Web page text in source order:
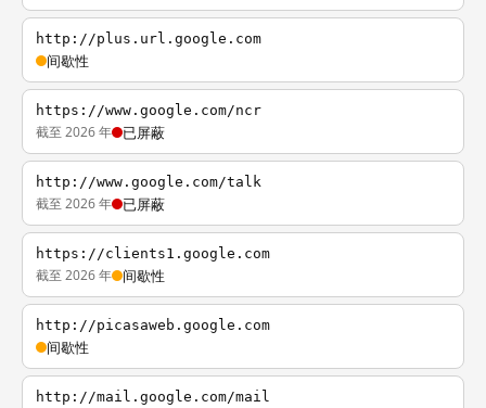
http://plus.url.google.com
间歇性
https://www.google.com/ncr
截至 2026 年 已屏蔽
http://www.google.com/talk
截至 2026 年 已屏蔽
https://clients1.google.com
截至 2026 年 间歇性
http://picasaweb.google.com
间歇性
http://mail.google.com/mail